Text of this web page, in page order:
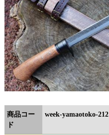
商品コー
ド
week-yamaotoko-212